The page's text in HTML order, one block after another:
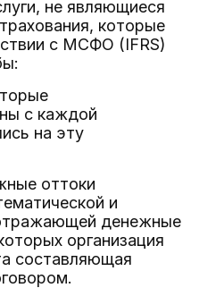
не являющиеся
которые
с МСФО (IFRS)
с каждой
на эту
оттоки
и
денежные
организация
составляющая